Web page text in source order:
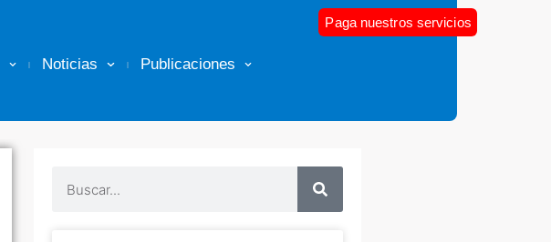
Noticias Publicaciones
Paga nuestros servicios